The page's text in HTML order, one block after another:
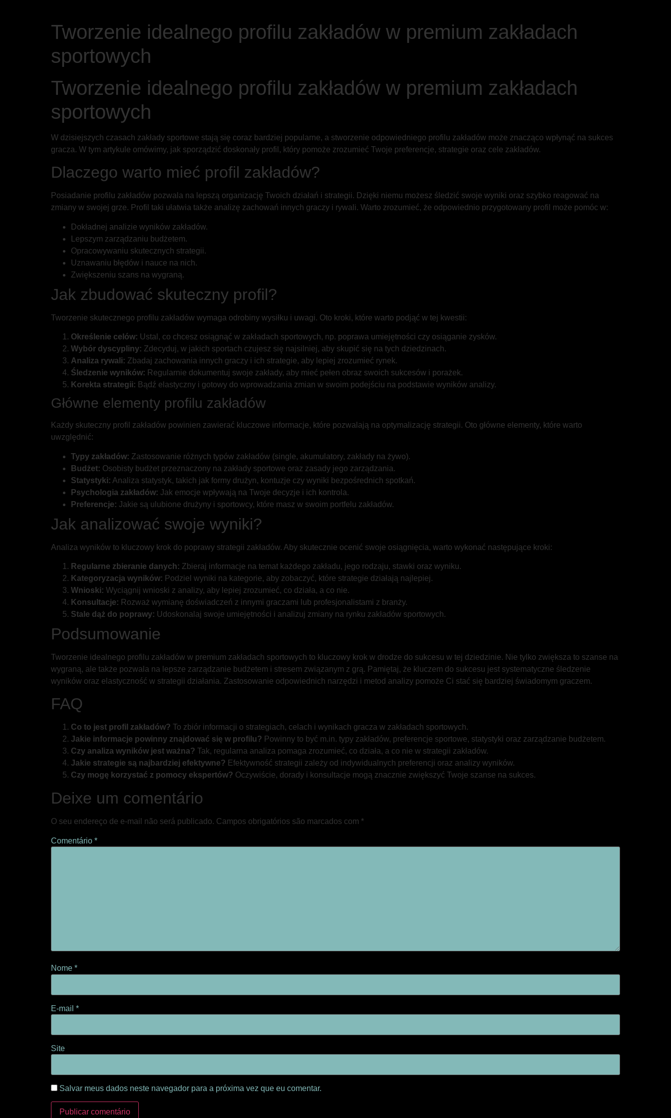
Tworzenie idealnego profilu zakładów w premium zakładach
sportowych
Tworzenie idealnego profilu zakładów w premium zakładach
sportowych
W dzisiejszych czasach zakłady sportowe stają się coraz bardziej popularne, a stworzenie odpowiedniego profilu zakładów może znacząco wpłynąć na sukces
gracza. W tym artykule omówimy, jak sporządzić doskonały profil, który pomoże zrozumieć Twoje preferencje, strategie oraz cele zakładów.
Dlaczego warto mieć profil zakładów?
Posiadanie profilu zakładów pozwala na lepszą organizację Twoich działań i strategii. Dzięki niemu możesz śledzić swoje wyniki oraz szybko reagować na
zmiany w swojej grze. Profil taki ułatwia także analizę zachowań innych graczy i rywali. Warto zrozumieć, że odpowiednio przygotowany profil może pomóc w:
Dokładnej analizie wyników zakładów.
Lepszym zarządzaniu budżetem.
Opracowywaniu skutecznych strategii.
Uznawaniu błędów i nauce na nich.
Zwiększeniu szans na wygraną.
Jak zbudować skuteczny profil?
Tworzenie skutecznego profilu zakładów wymaga odrobiny wysiłku i uwagi. Oto kroki, które warto podjąć w tej kwestii:
Określenie celów: Ustal, co chcesz osiągnąć w zakładach sportowych, np. poprawa umiejętności czy osiąganie zysków.
Wybór dyscypliny: Zdecyduj, w jakich sportach czujesz się najsilniej, aby skupić się na tych dziedzinach.
Analiza rywali: Zbadaj zachowania innych graczy i ich strategie, aby lepiej zrozumieć rynek.
Śledzenie wyników: Regularnie dokumentuj swoje zakłady, aby mieć pełen obraz swoich sukcesów i porażek.
Korekta strategii: Bądź elastyczny i gotowy do wprowadzania zmian w swoim podejściu na podstawie wyników analizy.
Główne elementy profilu zakładów
Każdy skuteczny profil zakładów powinien zawierać kluczowe informacje, które pozwalają na optymalizację strategii. Oto główne elementy, które warto
uwzględnić:
Typy zakładów: Zastosowanie różnych typów zakładów (single, akumulatory, zakłady na żywo).
Budżet: Osobisty budżet przeznaczony na zakłady sportowe oraz zasady jego zarządzania.
Statystyki: Analiza statystyk, takich jak formy drużyn, kontuzje czy wyniki bezpośrednich spotkań.
Psychologia zakładów: Jak emocje wpływają na Twoje decyzje i ich kontrola.
Preferencje: Jakie są ulubione drużyny i sportowcy, które masz w swoim portfelu zakładów.
Jak analizować swoje wyniki?
Analiza wyników to kluczowy krok do poprawy strategii zakładów. Aby skutecznie ocenić swoje osiągnięcia, warto wykonać następujące kroki:
Regularne zbieranie danych: Zbieraj informacje na temat każdego zakładu, jego rodzaju, stawki oraz wyniku.
Kategoryzacja wyników: Podziel wyniki na kategorie, aby zobaczyć, które strategie działają najlepiej.
Wnioski: Wyciągnij wnioski z analizy, aby lepiej zrozumieć, co działa, a co nie.
Konsultacje: Rozważ wymianę doświadczeń z innymi graczami lub profesjonalistami z branży.
Stale dąż do poprawy: Udoskonalaj swoje umiejętności i analizuj zmiany na rynku zakładów sportowych.
Podsumowanie
Tworzenie idealnego profilu zakładów w premium zakładach sportowych to kluczowy krok w drodze do sukcesu w tej dziedzinie. Nie tylko zwiększa to szanse na
wygraną, ale także pozwala na lepsze zarządzanie budżetem i stresem związanym z grą. Pamiętaj, że kluczem do sukcesu jest systematyczne śledzenie
wyników oraz elastyczność w strategii działania. Zastosowanie odpowiednich narzędzi i metod analizy pomoże Ci stać się bardziej świadomym graczem.
FAQ
Co to jest profil zakładów? To zbiór informacji o strategiach, celach i wynikach gracza w zakładach sportowych.
Jakie informacje powinny znajdować się w profilu? Powinny to być m.in. typy zakładów, preferencje sportowe, statystyki oraz zarządzanie budżetem.
Czy analiza wyników jest ważna? Tak, regularna analiza pomaga zrozumieć, co działa, a co nie w strategii zakładów.
Jakie strategie są najbardziej efektywne? Efektywność strategii zależy od indywidualnych preferencji oraz analizy wyników.
Czy mogę korzystać z pomocy ekspertów? Oczywiście, dorady i konsultacje mogą znacznie zwiększyć Twoje szanse na sukces.
Deixe um comentário
O seu endereço de e-mail não será publicado. Campos obrigatórios são marcados com *
Comentário *
Nome *
E-mail *
Site
Salvar meus dados neste navegador para a próxima vez que eu comentar.